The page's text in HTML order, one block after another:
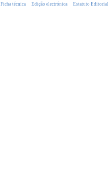
Ficha técnica Edição electrónica Estatuto Editorial